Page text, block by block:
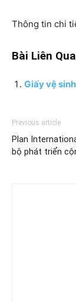
Thông tin chi
Bài Liên
Giấy vệ
Previous article
Plan
bộ phát triển